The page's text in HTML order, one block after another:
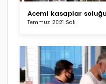
Acemi kasaplar
Temmuz 2021 Salı